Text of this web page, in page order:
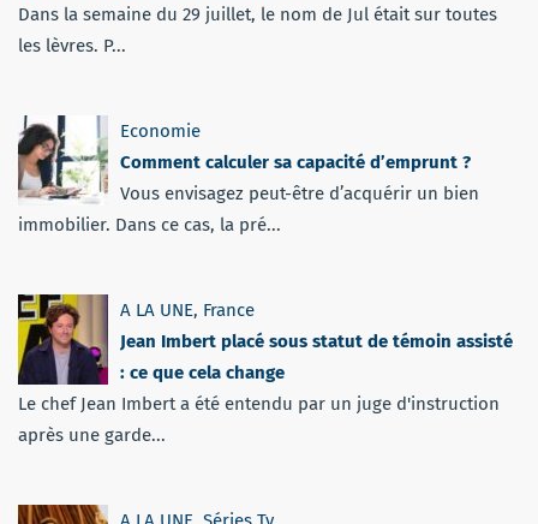
Dans la semaine du 29 juillet, le nom de Jul était sur toutes
les lèvres. P...
Economie
Comment calculer sa capacité d’emprunt ?
Vous envisagez peut-être d’acquérir un bien
immobilier. Dans ce cas, la pré...
A LA UNE, France
Jean Imbert placé sous statut de témoin assisté
: ce que cela change
Le chef Jean Imbert a été entendu par un juge d'instruction
après une garde...